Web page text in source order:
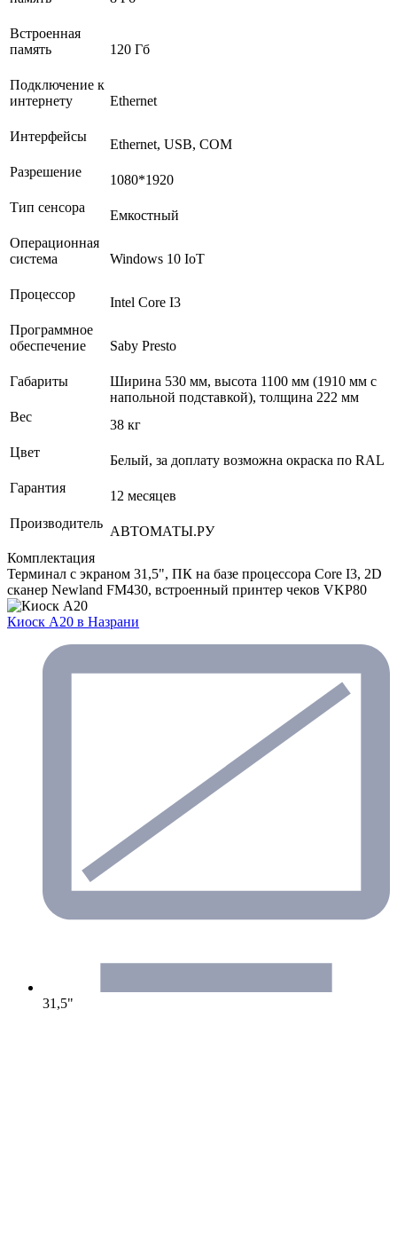
Встроенная
память
120 Гб
Подключение к
интернету
Ethernet
Интерфейсы
Ethernet, USB, COM
Разрешение
1080*1920
Тип сенсора
Емкостный
Операционная
система
Windows 10 IoT
Процессор
Intel Core I3
Программное
обеспечение
Saby Presto
Габариты
Ширина 530 мм, высота 1100 мм (1910 мм с
напольной подставкой), толщина 222 мм
Вес
38 кг
Цвет
Белый, за доплату возможна окраска по RAL
Гарантия
12 месяцев
Производитель
АВТОМАТЫ.РУ
Комплектация
Терминал с экраном 31,5", ПК на базе процессора Core I3, 2D
сканер Newland FM430, встроенный принтер чеков VKP80
Киоск А20 в Назрани
31,5"